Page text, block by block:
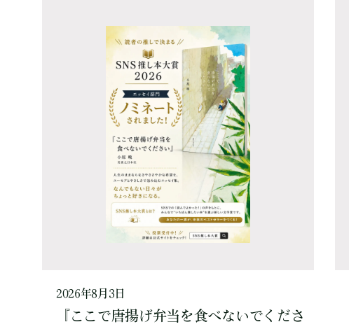
2026年8月3日
『ここで唐揚げ弁当を食べないでくださ